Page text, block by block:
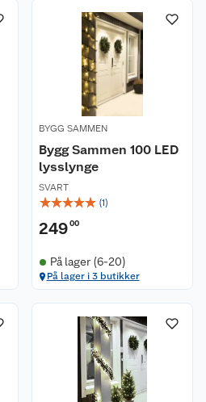
BYGG SAMMEN
Bygg Sammen 100 LED
lysslynge
SVART
☆☆☆☆☆ (1)
24900
På lager (6-20)
På lager i 3 butikker